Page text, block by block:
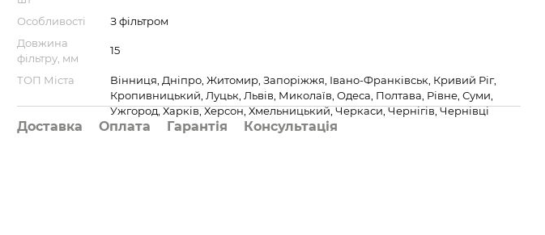
Особливості
З фільтром
Довжина
фільтру, мм
15
ТОП Міста
Вінниця, Дніпро, Житомир, Запоріжжя, Івано-Франківськ, Кривий Ріг,
Кропивницький, Луцьк, Львів, Миколаїв, Одеса, Полтава, Рівне, Суми,
Ужгород, Харків, Херсон, Хмельницький, Черкаси, Чернігів, Чернівці
Доставка Оплата Гарантія Консультація